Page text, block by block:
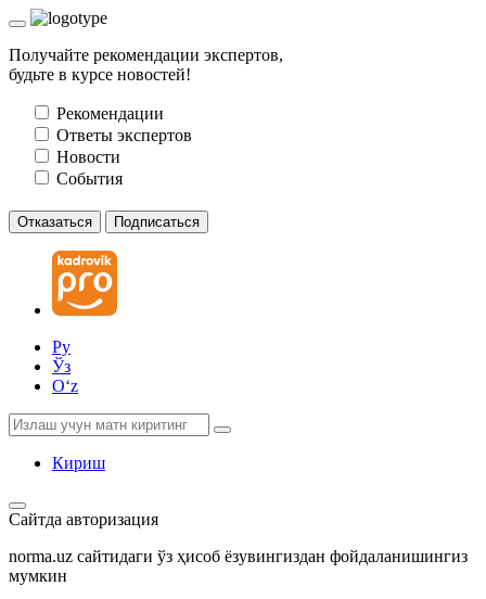
Получайте рекомендации экспертов,
будьте в курсе новостей!
Рекомендации
Ответы экспертов
Новости
События
Отказаться Подписаться
Ру
Ўз
Oʻz
Кириш
Сайтда авторизация
norma.uz сайтидаги ўз ҳисоб ёзувингиздан фойдаланишингиз
мумкин